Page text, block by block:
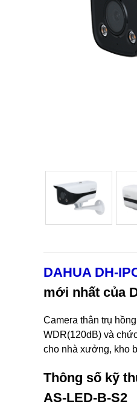
DAHUA DH-
mới nhất của
Camera thân trụ
WDR(120dB) và
cho nhà xưởng, kho
Thông số kỹ
AS-LED-B-S2